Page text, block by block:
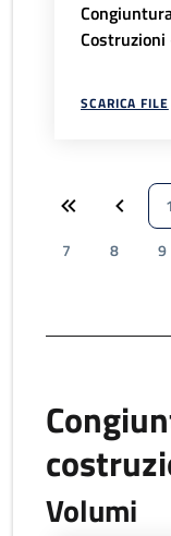
SCARICA FILE
1
7
8 9
Volumi